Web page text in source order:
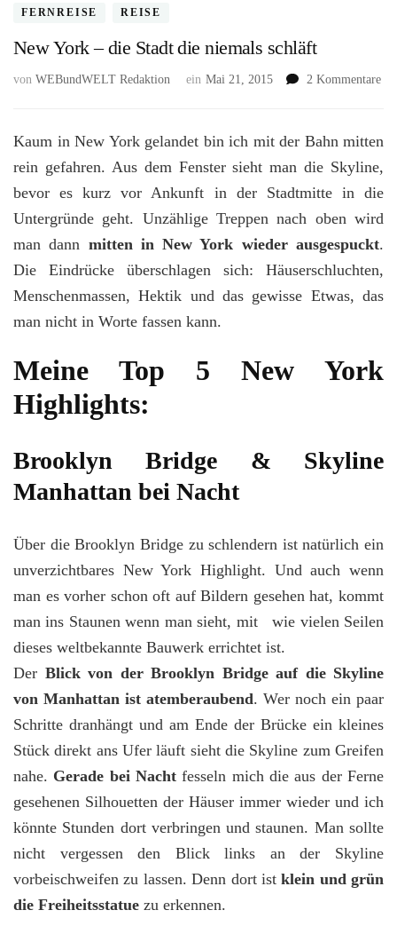
FERNREISE REISE
New York – die Stadt die niemals schläft
von WEBundWELT Redaktion ein Mai 21, 2015 2 Kommentarezu
die
Kaum in New York gelandet bin ich mit der Bahn mitten
rein gefahren. Aus dem Fenster sieht man die Skyline,
bevor es kurz vor Ankunft in der Stadtmitte in die
Untergründe geht. Unzählige Treppen nach oben wird
man dann mitten in New York wieder ausgespuckt.
Die Eindrücke überschlagen sich: Häuserschluchten,
Menschenmassen, Hektik und das gewisse Etwas, das
man nicht in Worte fassen kann.
Meine Top 5 New York
Highlights:
Brooklyn Bridge & Skyline
Manhattan bei Nacht
Über die Brooklyn Bridge zu schlendern ist natürlich ein
unverzichtbares New York Highlight. Und auch wenn
man es vorher schon oft auf Bildern gesehen hat, kommt
man ins Staunen wenn man sieht, mit wie vielen Seilen
dieses weltbekannte Bauwerk errichtet ist.
Der Blick von der Brooklyn Bridge auf die Skyline
von Manhattan ist atemberaubend. Wer noch ein paar
Schritte dranhängt und am Ende der Brücke ein kleines
Stück direkt ans Ufer läuft sieht die Skyline zum Greifen
nahe. Gerade bei Nacht fesseln mich die aus der Ferne
gesehenen Silhouetten der Häuser immer wieder und ich
könnte Stunden dort verbringen und staunen. Man sollte
nicht vergessen den Blick links an der Skyline
vorbeischweifen zu lassen. Denn dort istklein und grün
die Freiheitsstatue zu erkennen.